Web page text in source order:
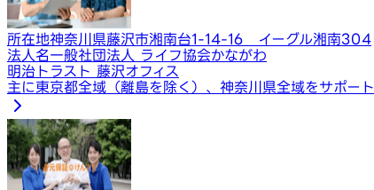
所在地神奈川県藤沢市湘南台1-14-16 イーグル湘南304
法人名一般社団法人 ライフ協会かながわ
明治トラスト 藤沢オフィス
主に東京都全域（離島を除く）、神奈川県全域をサポート